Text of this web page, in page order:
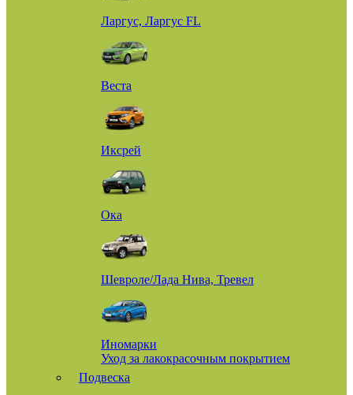
Ларгус, Ларгус FL
Веста
Иксрей
Ока
Шевроле/Лада Нива, Тревел
Иномарки
Уход за лакокрасочным покрытием
Подвеска